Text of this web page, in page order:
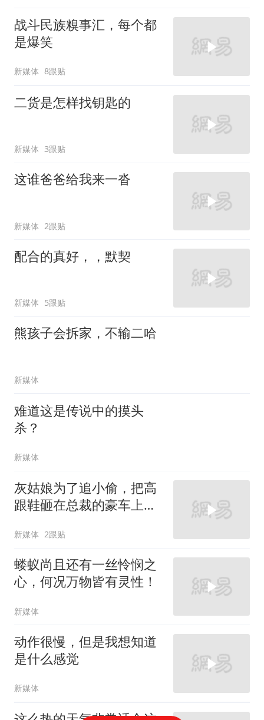
战斗民族糗事汇，每个都
是爆笑
新媒体 8跟贴
二货是怎样找钥匙的
新媒体 3跟贴
这谁爸爸给我来一沓
新媒体 2跟贴
配合的真好，，默契
新媒体 5跟贴
熊孩子会拆家，不输二哈
新媒体
难道这是传说中的摸头
杀？
新媒体
灰姑娘为了追小偷，把高
跟鞋砸在总裁的豪车上，
新媒体 2跟贴
蝼蚁尚且还有一丝怜悯之
心，何况万物皆有灵性！
新媒体
动作很慢，但是我想知道
是什么感觉
新媒体